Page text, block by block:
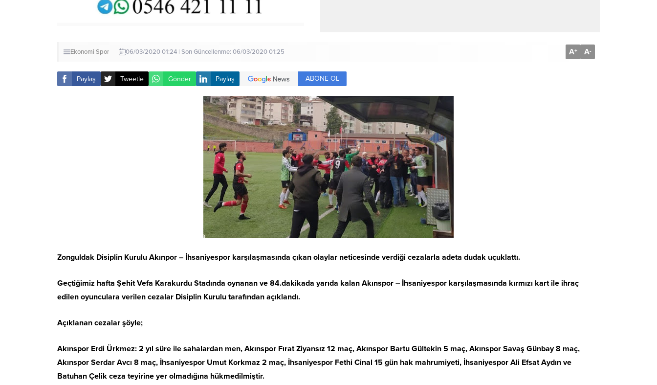
Ekonomi Spor 06/03/2020 01:24 | Son Güncellenme: 06/03/2020 01:25 A+ A-
Paylaş Tweetle Gönder Paylaş ABONE OL
Zonguldak Disiplin Kurulu Akınpor – İhsaniyespor karşılaşmasında çıkan olaylar neticesinde verdiği cezalarla adeta dudak uçuklattı.
Geçtiğimiz hafta Şehit Vefa Karakurdu Stadında oynanan ve 84.dakikada yarıda kalan Akınspor – İhsaniyespor karşılaşmasında kırmızı kart ile ihraç
edilen oyunculara verilen cezalar Disiplin Kurulu tarafından açıklandı.
Açıklanan cezalar şöyle;
Akınspor Erdi Ürkmez: 2 yıl süre ile sahalardan men, Akınspor Fırat Ziyansız 12 maç, Akınspor Bartu Gültekin 5 maç, Akınspor Savaş Günbay 8 maç,
Akınspor Serdar Avcı 8 maç, İhsaniyespor Umut Korkmaz 2 maç, İhsaniyespor Fethi Cinal 15 gün hak mahrumiyeti, İhsaniyespor Ali Efsat Aydın ve
Batuhan Çelik ceza teyirine yer olmadığına hükmedilmiştir.